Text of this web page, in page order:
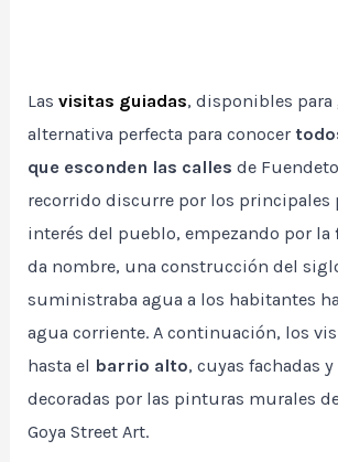
Lasvisitas guiadas, disponibles
alternativa perfecta para conocer
que esconden las calles de
recorrido discurre por los principales
interés del pueblo, empezando por la
da nombre, una construcción del
suministraba agua a los habitantes
agua corriente. A continuación, los
hasta el barrio alto, cuyas fachadas
decoradas por las pinturas murales
Goya Street Art.